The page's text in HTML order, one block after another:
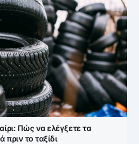
Πώς να ελέγξετε τα
πριν το ταξίδι